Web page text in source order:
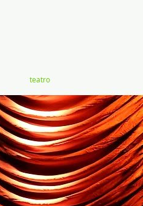
teatro